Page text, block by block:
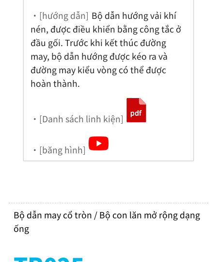
・[hướng dẫn] Bộ dẫn hướng vải khí
nén, được điều khiển bằng công tắc ở
đầu gối. Trước khi kết thúc đường
may, bộ dẫn hướng được kéo ra và
đường may kiểu vòng có thể được
hoàn thành.
・[Danh sách linh kiện]
・[băng hình]
Bộ dẫn may cổ tròn / Bộ con lăn mở rộng dạng
ống